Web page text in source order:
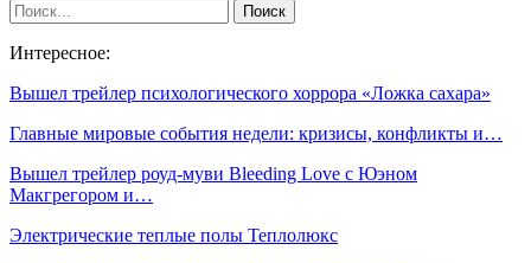
Интересное:
Вышел трейлер психологического хоррора «Ложка сахара»
Главные мировые события недели: кризисы, конфликты и…
Вышел трейлер роуд-муви Bleeding Love с Юэном
Макгрегором и…
Электрические теплые полы Теплолюкс